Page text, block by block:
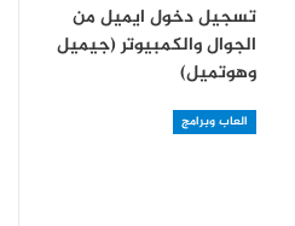
تسجيل دخول ايميل من
الجوال والكمبيوتر (جيميل
وهوتميل)
العاب وبرامج